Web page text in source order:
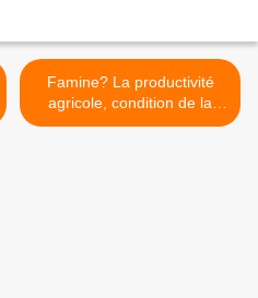
Famine? La productivité
agricole, condition de la
sécurité alimentaire >